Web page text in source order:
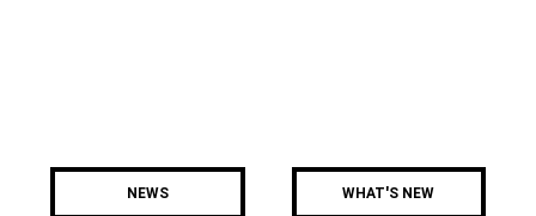
NEWS WHAT'S NEW